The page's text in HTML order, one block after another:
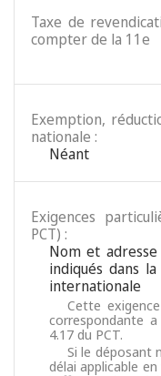
Taxe de
compter de la 11e
Exemption,
nationale :
Néant
Exigences
PCT) :
Nom et adresse
indiqués dans
internationale
Cette
correspondante
4.17 du PCT.
Si le déposant
délai applicable